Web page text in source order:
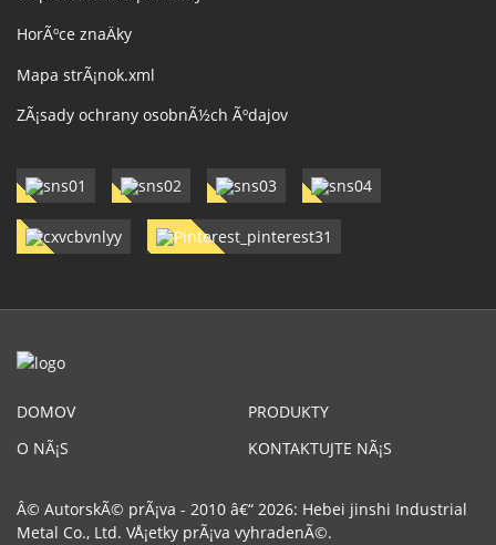
HorÃºce znaÄky
Mapa strÃ¡nok.xml
ZÃ¡sady ochrany osobnÃ½ch Ãºdajov
DOMOV
PRODUKTY
O NÃ¡S
KONTAKTUJTE NÃ¡S
Â© AutorskÃ© prÃ¡va - 2010 â€“ 2026: Hebei jinshi Industrial
Metal Co., Ltd. VÅ¡etky prÃ¡va vyhradenÃ©.